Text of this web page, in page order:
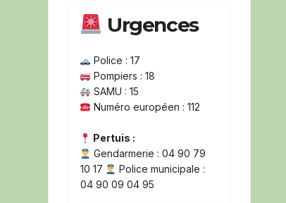
Urgences
Police : 17
Pompiers : 18
SAMU : 15
Numéro européen : 112
Pertuis :
Gendarmerie : 04 90 79
10 17
Police municipale :
04 90 09 04 95